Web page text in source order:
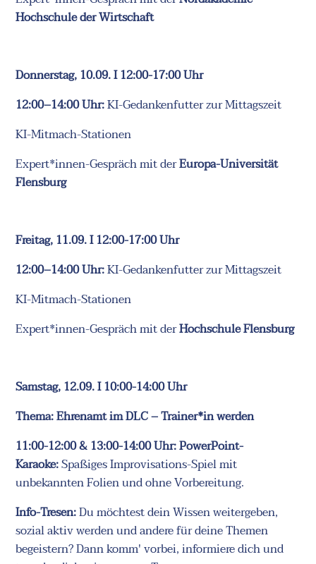
Hochschule der Wirtschaft
Donnerstag, 10.09. I 12:00-17:00 Uhr
12:00–14:00 Uhr:KI-Gedankenfutter zur Mittagszeit
KI-Mitmach-Stationen
Expert*innen-Gespräch mit derEuropa-Universität
Flensburg
Freitag, 11.09. I 12:00-17:00 Uhr
12:00–14:00 Uhr:KI-Gedankenfutter zur Mittagszeit
KI-Mitmach-Stationen
Expert*innen-Gespräch mit derHochschule Flensburg
Samstag, 12.09. I 10:00-14:00 Uhr
Thema: Ehrenamt im DLC – Trainer*in werden
11:00-12:00 & 13:00-14:00 Uhr: PowerPoint-
Karaoke:Spaßiges Improvisations-Spiel mit
unbekannten Folien und ohne Vorbereitung.
Info-Tresen:Du möchtest dein Wissen weitergeben,
sozial aktiv werden und andere für deine Themen
begeistern? Dann komm' vorbei, informiere dich und